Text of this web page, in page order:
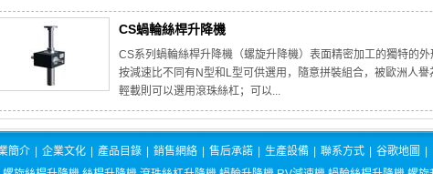
CS蝸輪絲桿升降機
CS系列蝸輪絲桿升降機（螺旋升降機）表面精密加工的獨特的
按減速比不同有N型和L型可供選用，隨意拼裝組合，被歐洲人
輕載則可以選用滾珠絲杠；可以...
簡介 企業文化 產品目錄 銷售網絡 售后承諾 生產設備 聯系方式 谷歌地圖